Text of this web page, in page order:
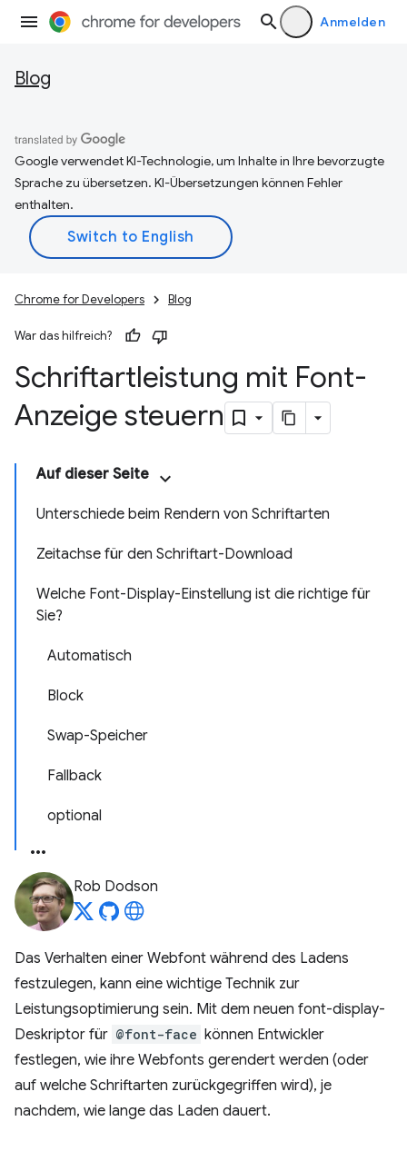
Anmelden
Blog
Google verwendet KI-Technologie, um Inhalte in Ihre bevorzugte
Sprache zu übersetzen. KI-Übersetzungen können Fehler
enthalten.
Chrome for Developers Blog
War das hilfreich?
Schriftartleistung mit Font-
Anzeige steuern
Auf dieser Seite
Unterschiede beim Rendern von Schriftarten
Zeitachse für den Schriftart-Download
Welche Font-Display-Einstellung ist die richtige für
Sie?
Automatisch
Block
Swap-Speicher
Fallback
optional
Rob Dodson
Das Verhalten einer Webfont während des Ladens
festzulegen, kann eine wichtige Technik zur
Leistungsoptimierung sein. Mit dem neuen font-display-
Deskriptor für @font-face können Entwickler
festlegen, wie ihre Webfonts gerendert werden (oder
auf welche Schriftarten zurückgegriffen wird), je
nachdem, wie lange das Laden dauert.